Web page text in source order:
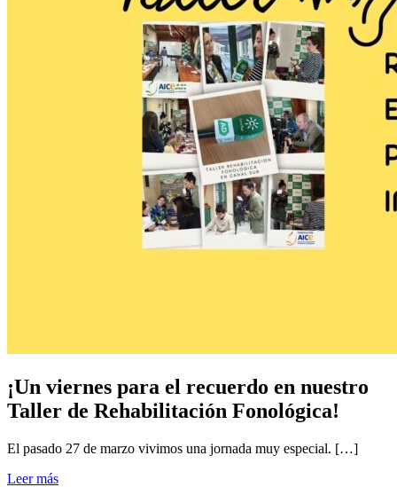
¡Un viernes para el recuerdo en nuestro
Taller de Rehabilitación Fonológica!
El pasado 27 de marzo vivimos una jornada muy especial. […]
Leer más